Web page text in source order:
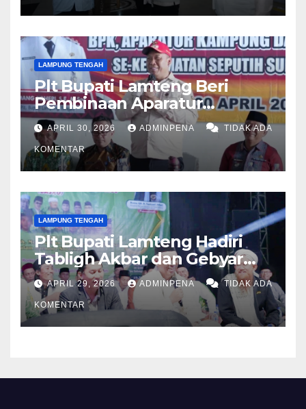
LAMPUNG TENGAH
Plt Bupati Lamteng Beri
Pembinaan Aparatur
Kampung
APRIL 30, 2026 ADMINPENA TIDAK ADA
KOMENTAR
LAMPUNG TENGAH
Plt Bupati Lamteng Hadiri
Tabligh Akbar dan Gebyar
Sholawat JASKO di Ponpes
Tahfidzul Quran Al Fattah
APRIL 29, 2026 ADMINPENA TIDAK ADA
KOMENTAR